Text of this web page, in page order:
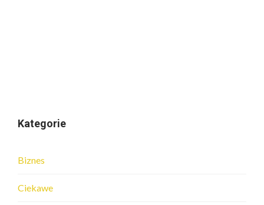
Kategorie
Biznes
Ciekawe